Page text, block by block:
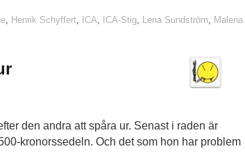
, Henrik Schyffert, ICA, ICA-Stig, Lena Sundström, Malena
den andra att spåra ur. Senast i raden är
kronorssedeln. Och det som hon har problem